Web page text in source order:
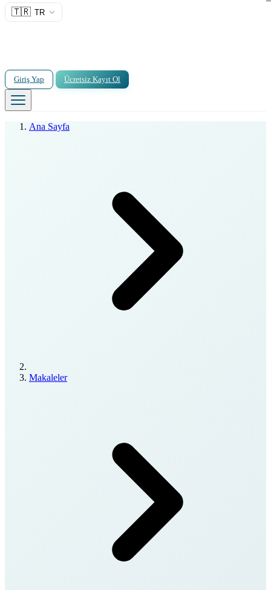
🇹🇷 TR
Giriş Yap Ücretsiz Kayıt Ol
Ana Sayfa
Makaleler